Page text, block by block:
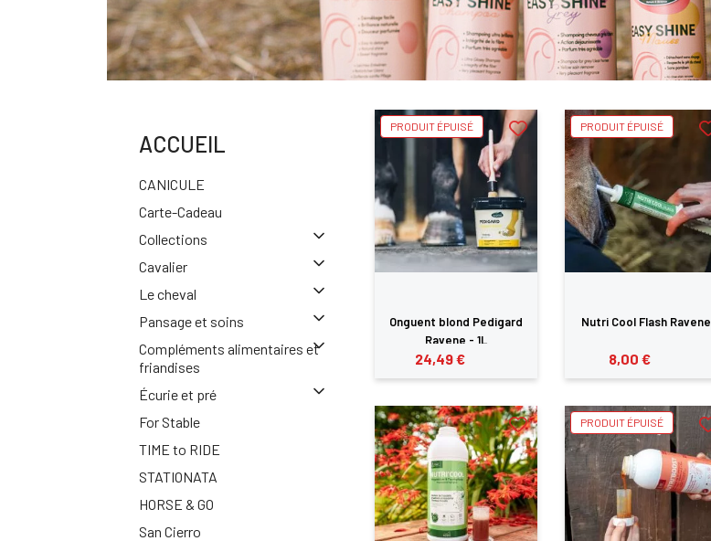
ACCUEIL
CANICULE
Carte-Cadeau
Collections
Cavalier
Le cheval
Pansage et soins
Compléments alimentaires et
friandises
Écurie et pré
For Stable
TIME to RIDE
STATIONATA
HORSE & GO
San Cierro
Onguent blond Pedigard
Ravene - 1L
24,49 €
PRODUIT ÉPUISÉ
Nutri Cool Flash Ravene
8,00 €
PRODUIT ÉPUISÉ
PRODUIT ÉPUISÉ